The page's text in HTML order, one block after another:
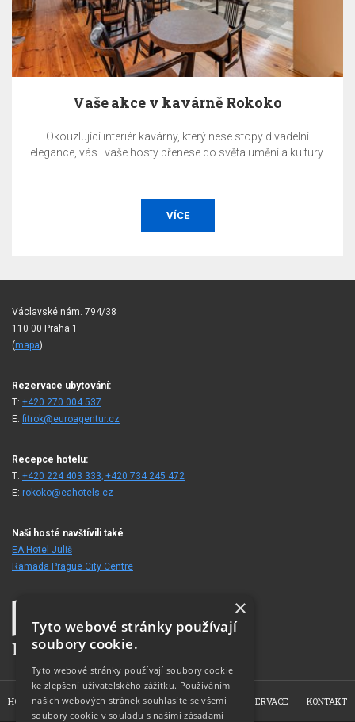
Vaše akce v kavárně Rokoko
Okouzlující interiér kavárny, který nese stopy divadelní
elegance, vás i vaše hosty přenese do světa umění a kultury.
VÍCE
Václavské nám. 794/38
110 00 Praha 1
(mapa)
Rezervace ubytování:
T: +420 270 004 537
E:fitrok@euroagentur.cz
Recepce hotelu:
T: +420 224 403 333; +420 734 245 472
E: rokoko@eahotels.cz
Naši hosté navštívili také
EA Hotel Juliš
Ramada Prague City Centre
HOME O HOTELU POKOJE FOTOGALERIE REZERVACE KONTAKT
×
Tyto webové stránky používají
soubory cookie.
Tyto webové stránky používají soubory cookie
ke zlepšení uživatelského zážitku. Používáním
našich webových stránek souhlasíte se všemi
soubory cookie v souladu s našimi zásadami